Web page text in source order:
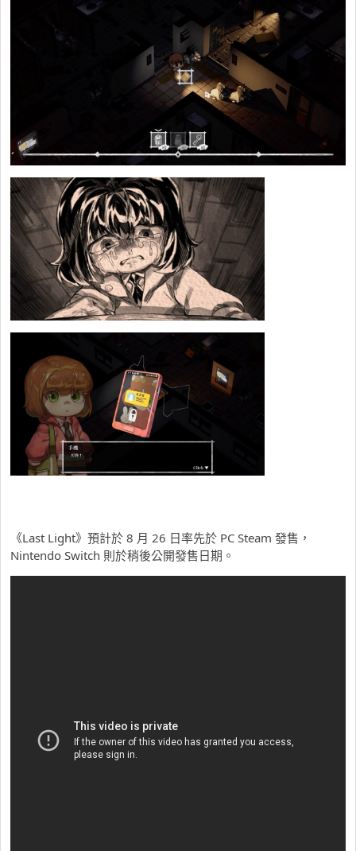
《Last Light》預計於 8 月 26 日率先於 PC Steam 發售，
Nintendo Switch 則於稍後公開發售日期。